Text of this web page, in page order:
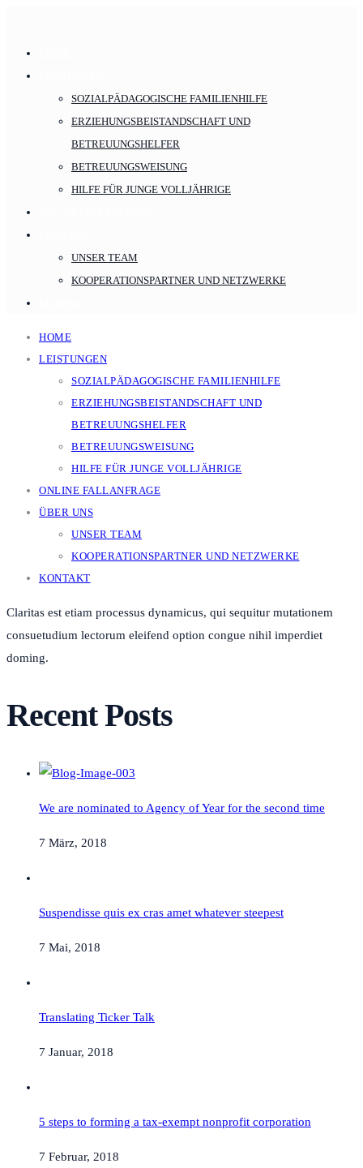
SOZIALPÄDAGOGISCHE FAMILIENHILFE
ERZIEHUNGSBEISTANDSCHAFT UND
BETREUUNGSHELFER
BETREUUNGSWEISUNG
HILFE FÜR JUNGE VOLLJÄHRIGE
UNSER TEAM
KOOPERATIONSPARTNER UND NETZWERKE
HOME
LEISTUNGEN
SOZIALPÄDAGOGISCHE FAMILIENHILFE
ERZIEHUNGSBEISTANDSCHAFT UND
BETREUUNGSHELFER
BETREUUNGSWEISUNG
HILFE FÜR JUNGE VOLLJÄHRIGE
ONLINE FALLANFRAGE
ÜBER UNS
UNSER TEAM
KOOPERATIONSPARTNER UND NETZWERKE
KONTAKT
Claritas est etiam processus dynamicus, qui sequitur mutationem
consuetudium lectorum eleifend option congue nihil imperdiet
doming.
Recent Posts
We are nominated to Agency of Year for the second time
7 März, 2018
Suspendisse quis ex cras amet whatever steepest
7 Mai, 2018
Translating Ticker Talk
7 Januar, 2018
5 steps to forming a tax-exempt nonprofit corporation
7 Februar, 2018